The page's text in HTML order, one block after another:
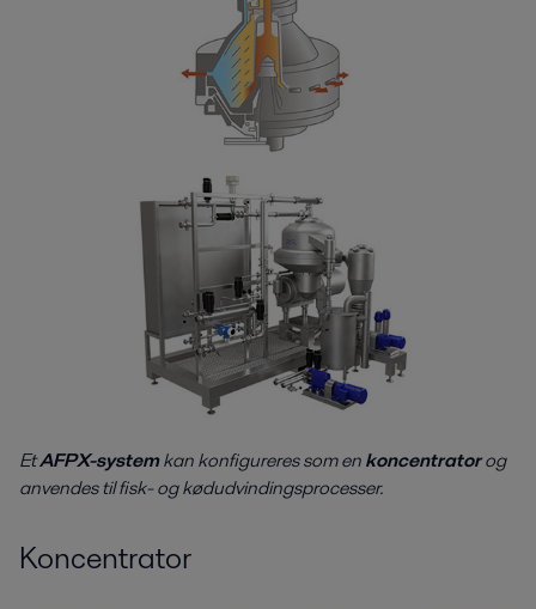
EtAFPX-systemkan konfigureres som enkoncentratorog
anvendes til fisk- og kødudvindingsprocesser.
Koncentrator